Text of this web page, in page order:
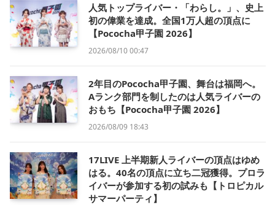
人気トップライバー・「わらし。」、史上
初の偉業を達成。全国1万人超の頂点に
【Pococha甲子園 2026】
2026/08/10 00:47
2年目のPococha甲子園、舞台は福岡へ。
Aランク部門を制したのは人気ライバーの
おもち【Pococha甲子園 2026】
2026/08/09 18:43
17LIVE 上半期新人ライバーの頂点はゆめ
はる。40名の頂点に立ち二冠獲得。プロラ
イバーが参加する初の試みも【トロピカル
サマーパーティ】